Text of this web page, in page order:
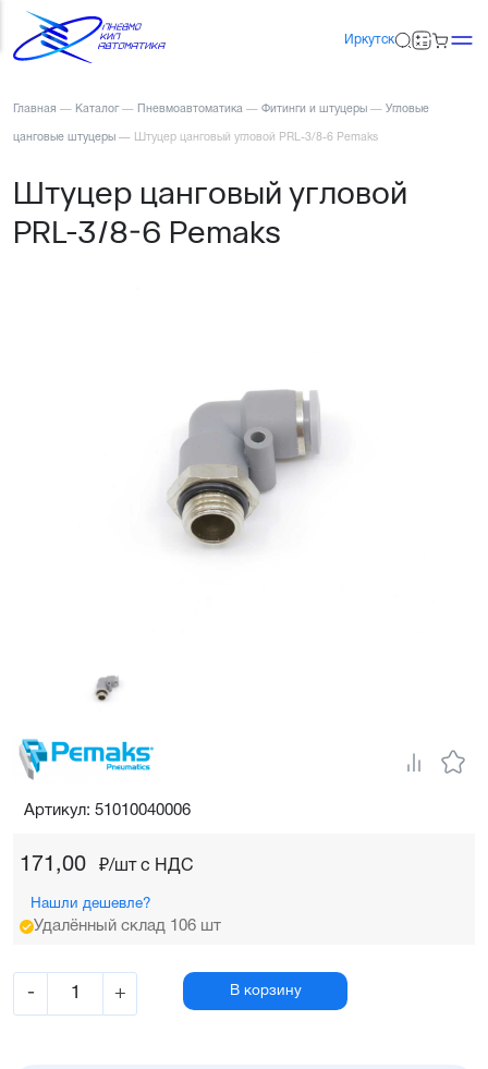
Иркутск
Главная — Каталог — Пневмоавтоматика — Фитинги и штуцеры — Угловые
цанговые штуцеры — Штуцер цанговый угловой PRL-3/8-6 Pemaks
Штуцер цанговый угловой
PRL-3/8-6 Pemaks
171,00 ₽/шт c НДС
Нашли дешевле?
Удалённый склад 106 шт
- + В корзину
Артикул: 51010040006